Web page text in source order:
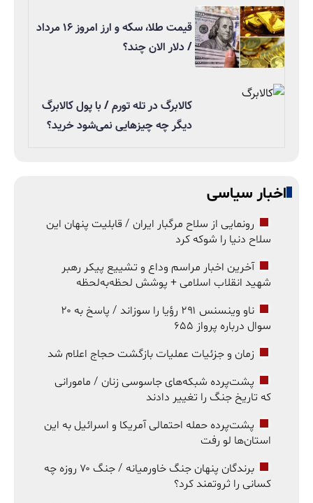
قیمت طلا، سکه و ارز امروز ۱۶ مرداد
/ دلار الان چند؟
کالابرگ در تله تورم / با پول کالابرگ
دیگر چه چیزهایی نمی‌شود خرید؟
اخبار سیاسی
رونمایی از سلاح مرگبار ایران / قابلیت پنهان این
سلاح دنیا را شوکه کرد
آخرین اخبار مراسم وداع و تشییع پیکر رهبر
شهید انقلاب اسلامی + پوشش لحظه‌به‌لحظه
ناو وینسنس ۲۹۱ رؤیا را سوزاند / پاسخ به ۲۰
سوال درباره پرواز ۶۵۵
زمان و جزئیات عملیات بازگشت حجاج اعلام شد
پشت‌پرده شبکه‌های جاسوسی زنان / مامورانی
که تاریخ جنگ را تغییر دادند
پشت‌پرده حمله احتمالی آمریکا و اسرائیل به این
استان‌ها لو رفت
برندگان پنهان جنگ خاورمیانه / جنگ ۷۰ روزه چه
کسانی را ثروتمند کرد؟